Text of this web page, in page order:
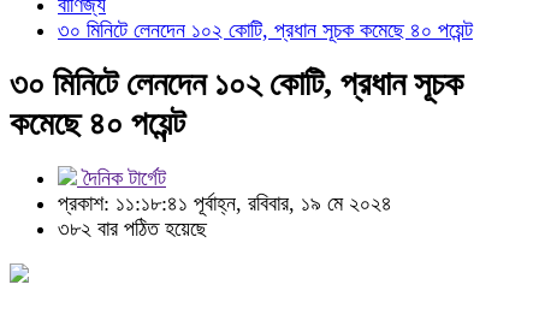
বাণিজ্য
৩০ মিনিটে লেনদেন ১০২ কোটি, প্রধান সূচক কমেছে ৪০ পয়েন্ট
৩০ মিনিটে লেনদেন ১০২ কোটি, প্রধান সূচক
কমেছে ৪০ পয়েন্ট
দৈনিক টার্গেট
প্রকাশ: ১১:১৮:৪১ পূর্বাহ্ন, রবিবার, ১৯ মে ২০২৪
৩৮২ বার পঠিত হয়েছে